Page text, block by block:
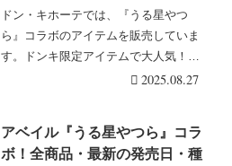
どこ？ソックスが2025年8月よ
り一部店舗で新発売！
ドン・キホーテでは、『うる星やつ
ら』コラボのアイテムを販売していま
す。ドンキ限定アイテムで大人気！ド
ンキ『うる星やつら』・・・続きを読
2025.08.27
アベイル『うる星やつら』コラ
ボ！全商品・最新の発売日・種